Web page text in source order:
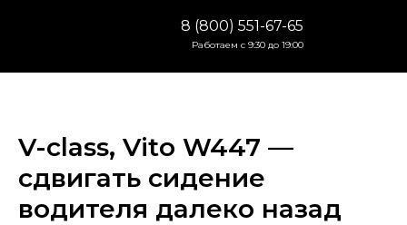
Работаем с 9:30 до 19:00
8 (800) 551-67-65
V-class, Vito W447 —
сдвигать сидение
водителя далеко назад